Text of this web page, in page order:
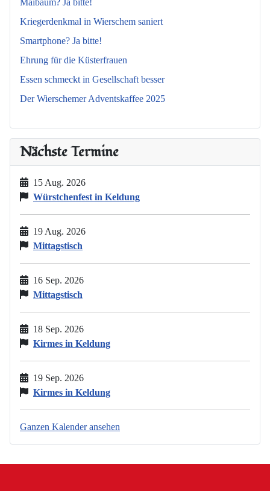
Kriegerdenkmal in Wierschem saniert
Smartphone? Ja bitte!
Ehrung für die Küsterfrauen
Essen schmeckt in Gesellschaft besser
Der Wierschemer Adventskaffee 2025
Nächste Termine
15 Aug. 2026
Würstchenfest in Keldung
19 Aug. 2026
Mittagstisch
16 Sep. 2026
Mittagstisch
18 Sep. 2026
Kirmes in Keldung
19 Sep. 2026
Kirmes in Keldung
Ganzen Kalender ansehen